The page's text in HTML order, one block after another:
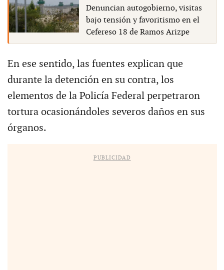
Denuncian autogobierno, visitas
bajo tensión y favoritismo en el
Cefereso 18 de Ramos Arizpe
En ese sentido, las fuentes explican que
durante la detención en su contra, los
elementos de la Policía Federal perpetraron
tortura ocasionándoles severos daños en sus
órganos.
PUBLICIDAD